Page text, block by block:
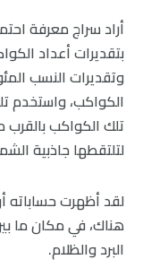
أراد سراج معرفة
بتقديرات أعداد
وتقديرات النسب
الكواكب، واستخدم
تلك الكواكب
لتلتقطها جاذبية
لقد أظهرت
هناك، في مكان ما
البرد والظلام.